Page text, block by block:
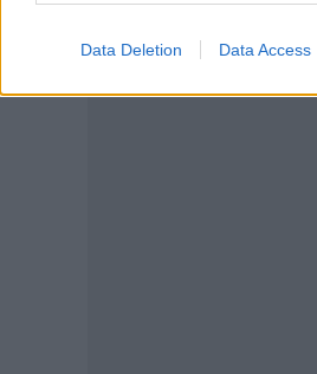
Data Deletion Data Access